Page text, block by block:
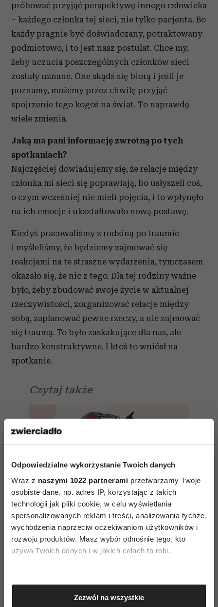
Odpowiedzialne wykorzystanie Twoich danych
Wraz z naszymi 1022 partnerami przetwarzamy Twoje
osobiste dane, np. adres IP, korzystając z takich
technologii jak pliki cookie, w celu wyświetlania
spersonalizowanych reklam i treści, analizowania tychże,
wychodzenia naprzeciw oczekiwaniom użytkowników i
rozwoju produktów. Masz wybór odnośnie tego, kto
używa Twoich danych i w jakich celach to robi.
Jeśli wyrazisz na to zgodę, chcielibyśmy również:
Gromadzić dane dotyczące Twojej lokalizacji
geograficznej z dokładnością nawet do kilku metrów
Zezwól na wszystkie
próbować przyjąć perspektywę innego człowieka
– każdego członka tej sieci, nie tylko pacjenta. Bo
każdy pragnie być doświadczany, potraktowany
podmiotowo, i to jest nasz postulat. Chce my,
żeby uczucia poszczególnych członków sieci
zostały uznane. One skądś się biorą i jeśli je
poznamy, możemy przez chwilę przyjąć
spojrzenie tego kogoś na świat. To naprawdę
wiele zmienia.
Jaką ma pani informację zwrotną po tych
spotkaniach?
Najczęściej dowiadujemy się, że relacje między
członka mi sieci się poprawiają, bo usłyszeli coś,
o czym wcześniej nie mieli pojęcia, i to wpłynęło
na ich emocje i ukształtowało nową postawę.
Kiedyś pracowaliśmy z rodziną po traumie
i myśleliśmy, że będziemy zajmować się
reakcjami na te straszne wydarzenia, tymczasem
okazało się, że nic z tego. Dla tej rodziny ważne
było, żeby zbudować swoje życie w aktualnej
rzeczywistości, zorganizować relacje między
sobą, zaplanować pewne rzeczy, a nie zajmować
się traumą. To było zaskakujące dla nas, ale
bardzo konstruktywne. I ktoś to wniósł na
spotkanie.
Czytaj także
empatii, wsparcia i pomagania